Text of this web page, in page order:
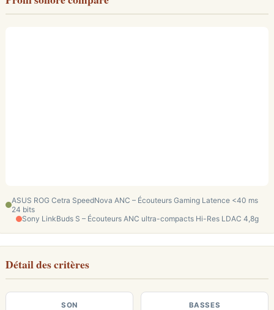
ASUS ROG Cetra SpeedNova ANC – Écouteurs Gaming Latence <40 ms
24 bits
Sony LinkBuds S – Écouteurs ANC ultra-compacts Hi-Res LDAC 4,8g
Détail des critères
SON BASSES